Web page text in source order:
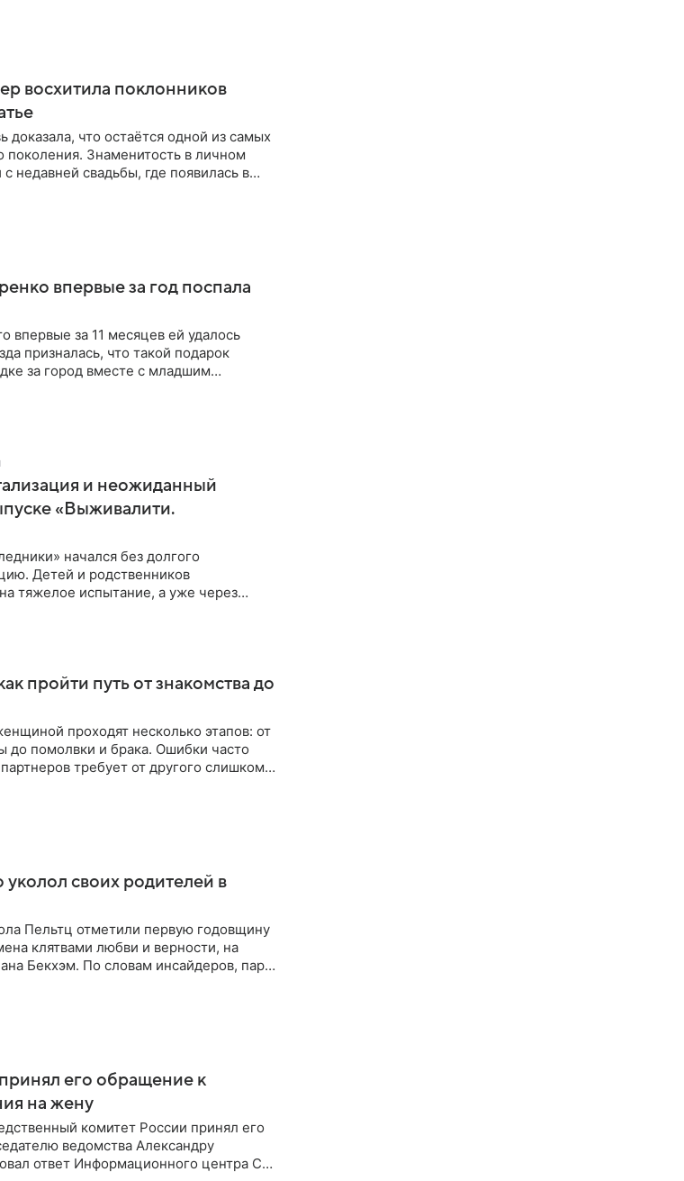
восхитила поклонников
что остаётся одной из самых
Знаменитость в личном
недавней свадьбы, где появилась в
впервые за год поспала
впервые за 11 месяцев ей удалось
призналась, что такой подарок
за город вместе с младшим
и неожиданный
«Выживалити.
начался без долгого
Детей и родственников
тяжелое испытание, а уже через
пройти путь от знакомства до
проходят несколько этапов: от
до помолвки и брака. Ошибки часто
требует от другого слишком
своих родителей в
Пельтц отметили первую годовщину
клятвами любви и верности, на
Бекхэм. По словам инсайдеров, пара
его обращение к
на жену
комитет России принял его
ведомства Александру
ответ Информационного центра СК